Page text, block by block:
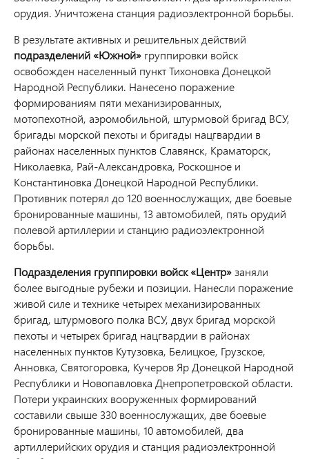
орудия. Уничтожена станция радиоэлектронной борьбы.
В результате активных и решительных действий
подразделений «Южной» группировки войск
освобожден населенный пункт Тихоновка Донецкой
Народной Республики. Нанесено поражение
формированиям пяти механизированных,
мотопехотной, аэромобильной, штурмовой бригад ВСУ,
бригады морской пехоты и бригады нацгвардии в
районах населенных пунктов Славянск, Краматорск,
Николаевка, Рай-Александровка, Роскошное и
Константиновка Донецкой Народной Республики.
Противник потерял до 120 военнослужащих, две боевые
бронированные машины, 13 автомобилей, пять орудий
полевой артиллерии и станцию радиоэлектронной
борьбы.
Подразделения группировки войск «Центр»заняли
более выгодные рубежи и позиции. Нанесли поражение
живой силе и технике четырех механизированных
бригад, штурмового полка ВСУ, двух бригад морской
пехоты и четырех бригад нацгвардии в районах
населенных пунктов Кутузовка, Белицкое, Грузское,
Анновка, Святогоровка, Кучеров Яр Донецкой Народной
Республики и Новопавловка Днепропетровской области.
Потери украинских вооруженных формирований
составили свыше 330 военнослужащих, две боевые
бронированные машины, 10 автомобилей, два
артиллерийских орудия и станция радиоэлектронной